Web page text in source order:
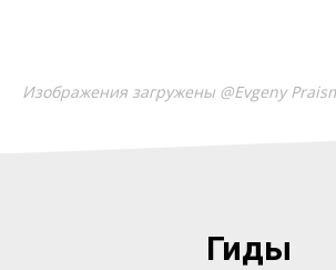
Изображения загружены @Evgeny
Гиды